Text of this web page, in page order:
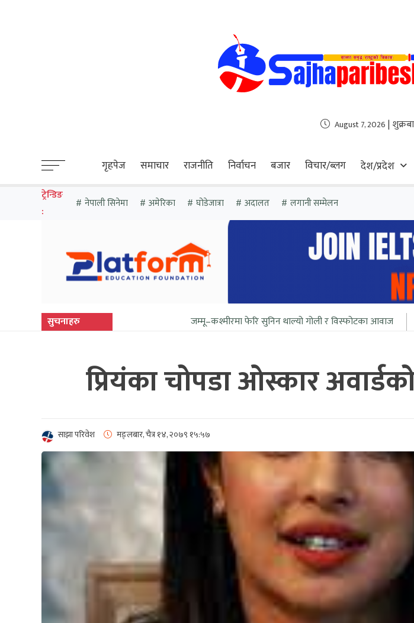
August 7, 2026 |
गृहपेज समाचार राजनीति निर्वाचन बजार विचार/ब्लग देश/प्रदेश
ट्रेन्डिङ
:
नेपाली सिनेमा अमेरिका घोडेजात्रा अदालत लगानी सम्मेलन
सुचनाहरु जम्मू–कश्मीरमा फेरि सुनिन थाल्यो गोली र विस्फोटका आवाज चिनिया
प्रियंका चोपडा ओस्कार
साझा परिवेश मङ्लबार, चैत्र १४, २०७९ १५:५७